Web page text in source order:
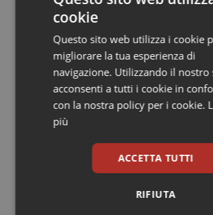
bassi. Studi condotti sulla nuova
dimostrano come dosi estremamente
diclofenac, sono efficaci tanto quanto
comunemente utilizzate nella pratica
specifico, la dose da 50 mg risulta
contrastare il dolore quanto quella da 75
Questo progetto si aggiunge alle tante
anche a livello normativo, in particolare
del 2010 sull’accesso alle cure palliative
cookie
Questo sito web utilizza i cookie
migliorare la tua esperienza di
navigazione. Utilizzando il nostro
acconsenti a tutti i cookie in
con la nostra policy per i cookie.
più
ACCETTA TUTTI
RIFIUTA